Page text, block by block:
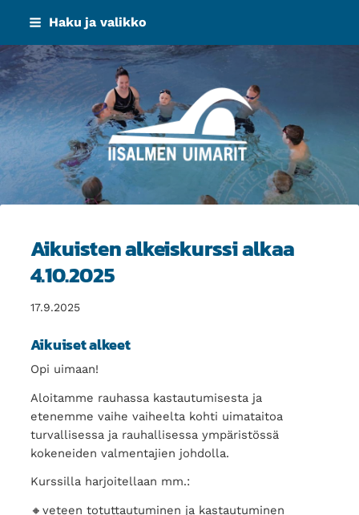
Siirry
sisältöön
Haku ja valikko
Iisalmen Uimarit ry
Aikuisten alkeiskurssi alkaa
4.10.2025
17.9.2025
Aikuiset alkeet
Opi uimaan!
Aloitamme rauhassa kastautumisesta ja
etenemme vaihe vaiheelta kohti uimataitoa
turvallisessa ja rauhallisessa ympäristössä
kokeneiden valmentajien johdolla.
Kurssilla harjoitellaan mm.:
🔸veteen totuttautuminen ja kastautuminen